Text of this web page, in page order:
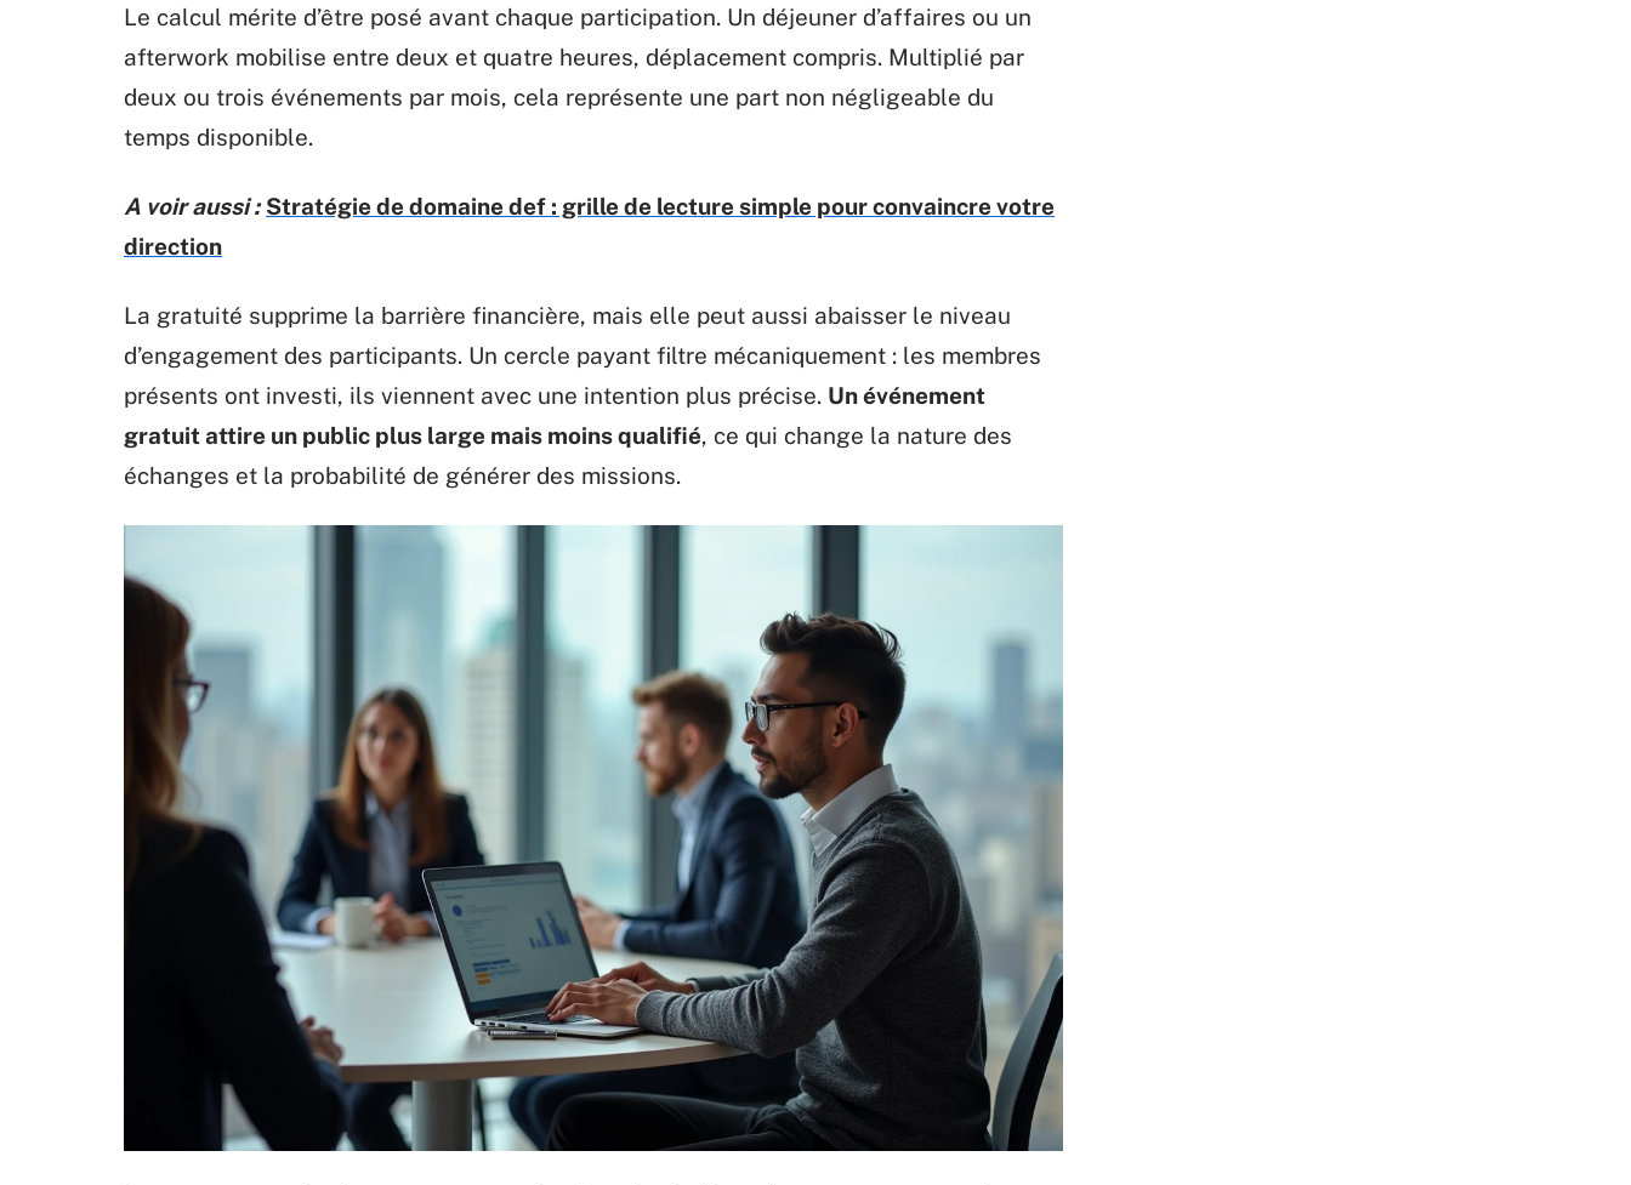
Le calcul mérite d’être posé avant chaque participation. Un déjeuner d’affaires ou un
afterwork mobilise entre deux et quatre heures, déplacement compris. Multiplié par
deux ou trois événements par mois, cela représente une part non négligeable du
temps disponible.
A voir aussi : Stratégie de domaine def : grille de lecture simple pour convaincre votre
direction
La gratuité supprime la barrière financière, mais elle peut aussi abaisser le niveau
d’engagement des participants. Un cercle payant filtre mécaniquement : les membres
présents ont investi, ils viennent avec une intention plus précise. Un événement
gratuit attire un public plus large mais moins qualifié, ce qui change la nature des
échanges et la probabilité de générer des missions.